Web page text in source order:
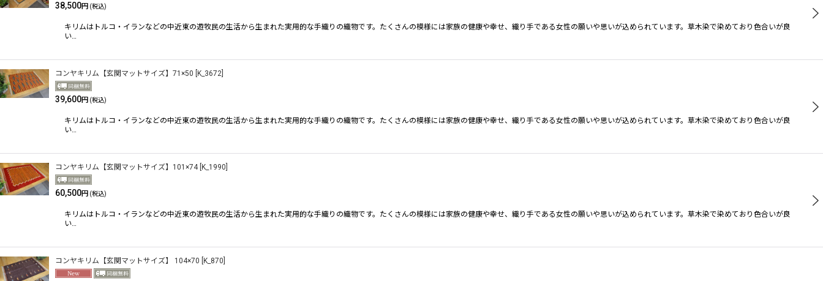
38,500円 (税込)
キリムはトルコ・イランなどの中近東の遊牧民の生活から生まれた実用的な手織りの織物です。たくさんの模様には家族の健康や幸せ、織り手である女性の願いや思いが込められています。草木染で染めており色合いが良
い…
コンヤキリム【玄関マットサイズ】71×50 K_3672
39,600円 (税込)
キリムはトルコ・イランなどの中近東の遊牧民の生活から生まれた実用的な手織りの織物です。たくさんの模様には家族の健康や幸せ、織り手である女性の願いや思いが込められています。草木染で染めており色合いが良
い…
コンヤキリム【玄関マットサイズ】101×74 K_1990
60,500円 (税込)
キリムはトルコ・イランなどの中近東の遊牧民の生活から生まれた実用的な手織りの織物です。たくさんの模様には家族の健康や幸せ、織り手である女性の願いや思いが込められています。草木染で染めており色合いが良
い…
コンヤキリム【玄関マットサイズ】 104×70 K_870